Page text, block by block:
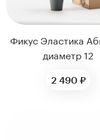
Фикус Эластика
диаметр 12
2 490 ₽